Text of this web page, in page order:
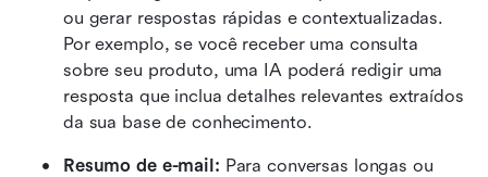
ou gerar respostas rápidas e contextualizadas.
Por exemplo, se você receber uma consulta
sobre seu produto, uma IA poderá redigir uma
resposta que inclua detalhes relevantes extraídos
da sua base de conhecimento.
Resumo de e-mail: Para conversas longas ou